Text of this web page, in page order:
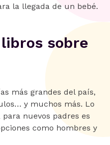
la llegada de un bebé.
sobre
más grandes del país,
y muchos más. Lo
nuevos padres es
como hombres y